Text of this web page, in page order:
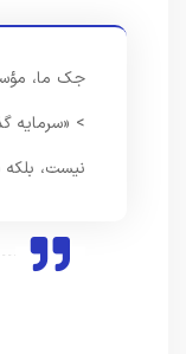
جک ما،
> «سرمایه
نیست،